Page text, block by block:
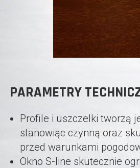
PARAMETRY
Profile i uszczelki tworzą
stanowiąc czynną oraz
przed warunkami
Okno S-line skutecznie